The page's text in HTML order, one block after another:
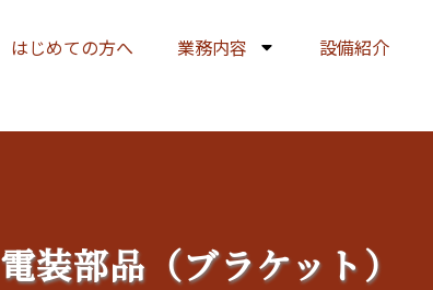
はじめての方へ 業務内容 設備紹介
電装部品（ブラケット）